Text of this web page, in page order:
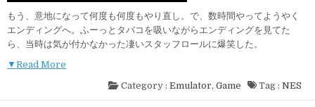
もう、意地になって何度も何度もやり直し。で、数時間やってようやく
エンディングへ。ふーっとタバコを吸いながらエンディングを見てた
ら、当時は気が付かなかった凄いスタッフロールに爆笑した。
▼Read More
Category : Emulator, Game Tag : NES